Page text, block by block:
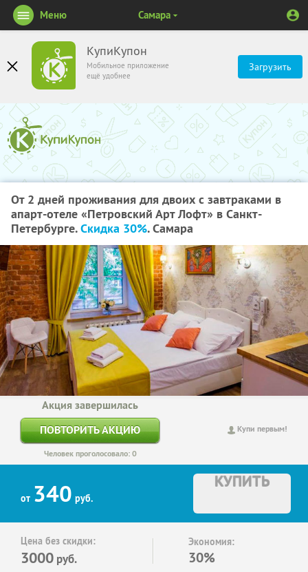
КупиКупон
Мобильное приложение
ещё удобнее
Загрузить
Меню Самара
От 2 дней проживания для двоих с завтраками в
апарт-отеле «Петровский Арт Лофт» в Санкт-
Петербурге.Скидка 30%. Самара
Купи первым!
Акция завершилась
ПОВТОРИТЬ АКЦИЮ
Человек проголосовало: 0
от 340 руб.
КУПИТЬ
Цена без скидки:
3000 руб.
Экономия:
30%